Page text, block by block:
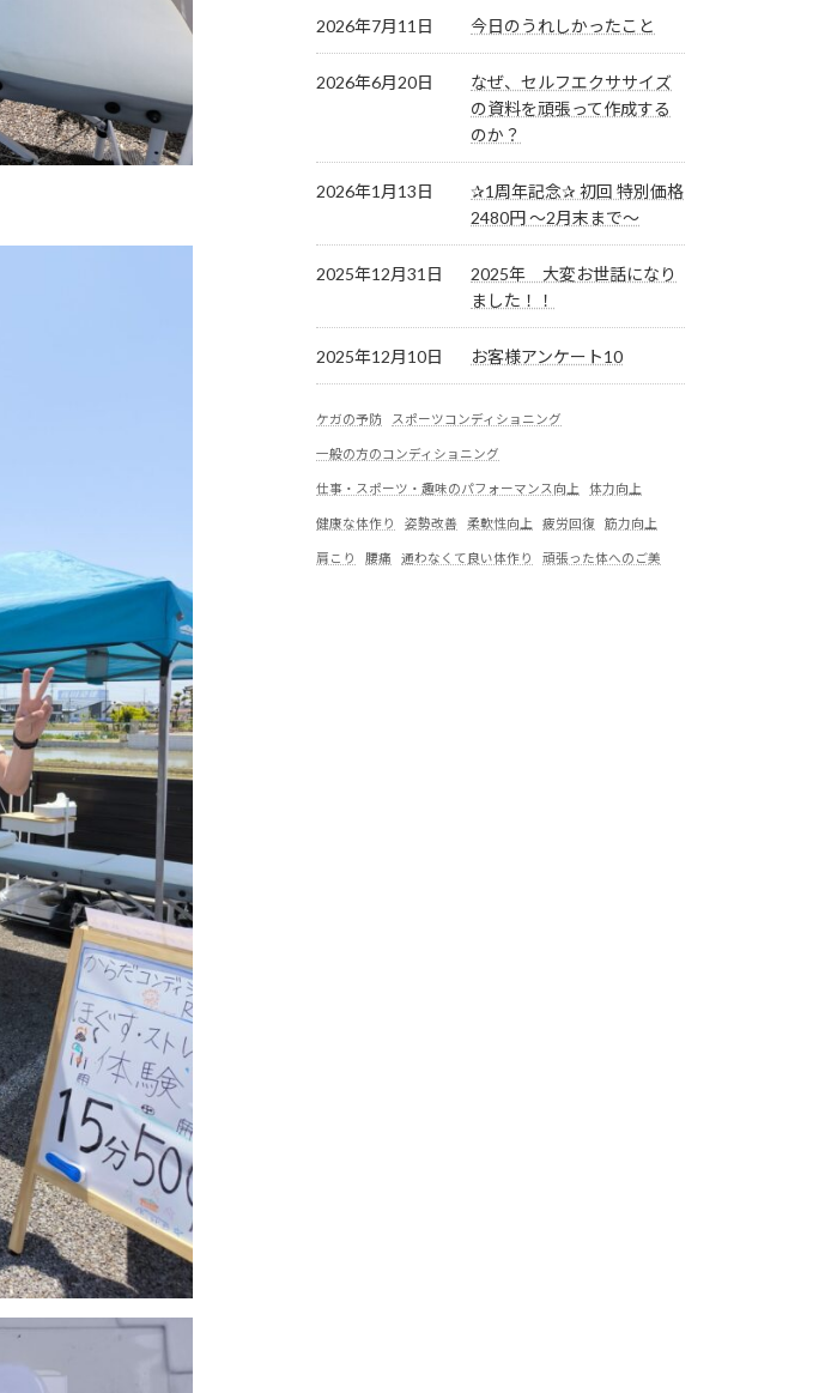
2026年7月11日 今日のうれしかったこと
2026年6月20日
なぜ、セルフエクササイズ
の資料を頑張って作成する
のか？
2026年1月13日
✰1周年記念✰ 初回 特別価格
2480円 ～2月末まで～
2025年12月31日
2025年 大変お世話になり
ました！！
2025年12月10日 お客様アンケート10
ケガの予防 スポーツコンディショニング
一般の方のコンディショニング
仕事・スポーツ・趣味のパフォーマンス向上 体力向上
健康な体作り 姿勢改善 柔軟性向上 疲労回復 筋力向上
肩こり 腰痛 通わなくて良い体作り 頑張った体へのご美